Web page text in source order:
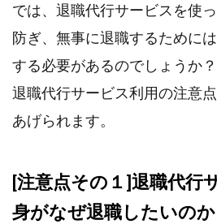
では、退職代行サービスを使
防ぎ、無事に退職するために
する必要があるのでしょうか？
退職代行サービス利用の注意
あげられます。
[注意点その１]退職代行
身がなぜ退職したいの